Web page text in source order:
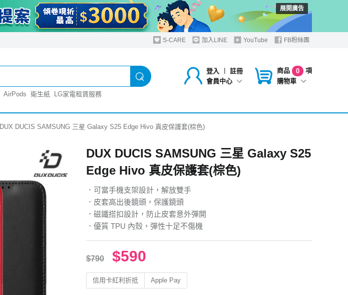
展開廣告
S-CARE 加入LINE YouTube FB粉絲團
登入 ︱
註冊
會員中心
商品 0
項
購物車
AirPods 衛生紙 LG家電租賃服務
DUX DUCIS SAMSUNG 三星 Galaxy S25 Edge Hivo 真皮保護套(棕色)
DUX DUCIS SAMSUNG 三星 Galaxy S25
Edge Hivo 真皮保護套(棕色)
．可當手機支架設計，解放雙手
．皮套高出後鏡頭，保護鏡頭
．磁鐵搭扣設計，防止皮套意外彈開
．優質 TPU 內殼，彈性十足不傷機
$790 $590
信用卡紅利折抵 Apple Pay